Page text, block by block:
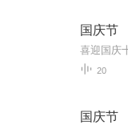
国庆节
20
国庆节